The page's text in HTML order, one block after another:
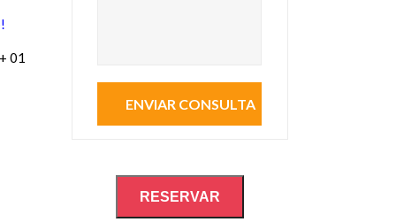
01
RESERVAR